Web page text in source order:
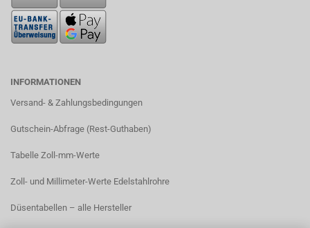
INFORMATIONEN
Versand- & Zahlungsbedingungen​
Gutschein-Abfrage (Rest-Guthaben)
Tabelle Zoll-mm-Werte
Zoll- und Millimeter-Werte Edelstahlrohre
Düsentabellen – alle Hersteller